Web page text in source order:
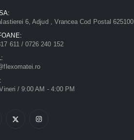
6, Adjud , Vrancea Cod Postal 625100
611 / 0726 240 152
/ 9:00 AM - 4:00 PM